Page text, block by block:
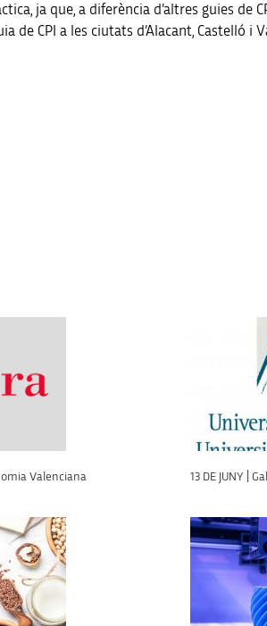
ja que, a diferència d’altres guies de
CPI a les ciutats d’Alacant, Castelló i
Valenciana 13 DE JUNY |